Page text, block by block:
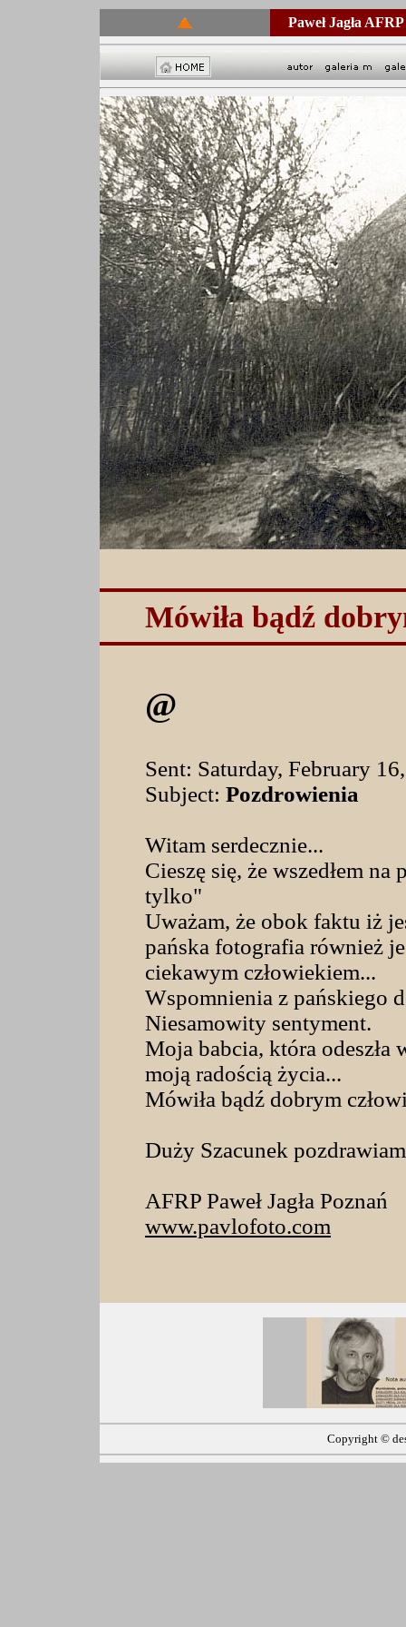
Paweł Jagła AFRP
Mówiła bądź
@
Sent: Saturday, February
Subject: Pozdrowienia
Witam serdecznie...
Cieszę się, że wszedłem
tylko"
Uważam, że obok faktu iż
pańska fotografia również
ciekawym człowiekiem...
Wspomnienia z pańskiego
Niesamowity sentyment.
Moja babcia, która odeszła
moją radością życia...
Mówiła bądź dobrym
Duży Szacunek pozdrawiam
AFRP Paweł Jagła Poznań
www.pavlofoto.com
Copyright ©